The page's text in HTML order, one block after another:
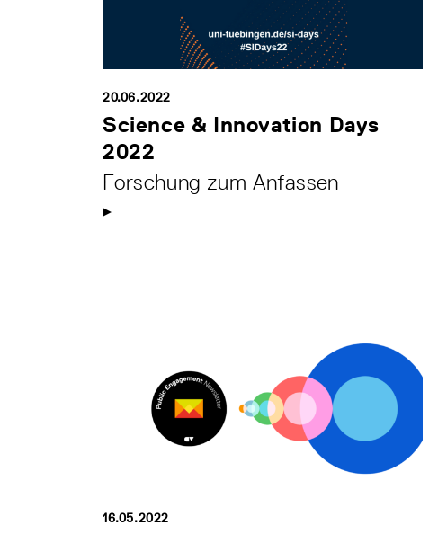
20.06.2022
Science & Innovation Days
2022
Forschung zum Anfassen
16.05.2022